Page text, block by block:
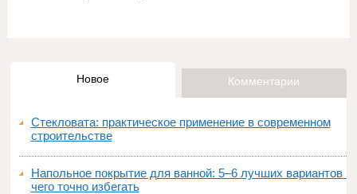
Новое Комментарии
Стекловата: практическое применение в современном
строительстве
Напольное покрытие для ванной: 5–6 лучших вариантов и
чего точно избегать